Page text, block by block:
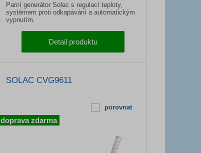
Parní generátor Solac s regulací teploty,
systémem proti odkapávání a automatickým
vypnutím.
Detail produktu
SOLAC CVG9611
porovnat
doprava zdarma